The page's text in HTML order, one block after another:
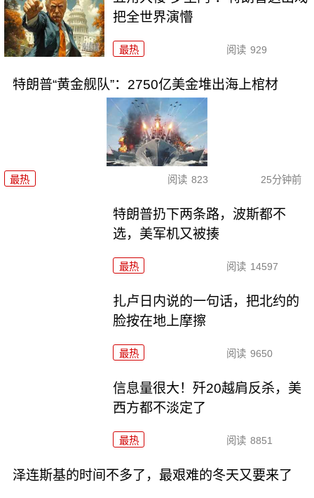
把全世界演懵
最热 阅读 929
特朗普“黄金舰队”：2750亿美金堆出海上棺材
最热 阅读 823 25分钟前
特朗普扔下两条路，波斯都不
选，美军机又被揍
最热 阅读 14597
扎卢日内说的一句话，把北约的
脸按在地上摩擦
最热 阅读 9650
信息量很大！歼20越肩反杀，美
西方都不淡定了
最热 阅读 8851
泽连斯基的时间不多了，最艰难的冬天又要来了